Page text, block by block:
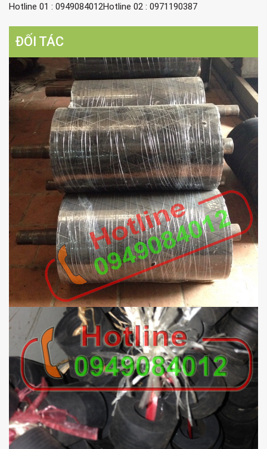
Hotline 01 : 0949084012Hotline 02 : 0971190387
ĐỐI TÁC